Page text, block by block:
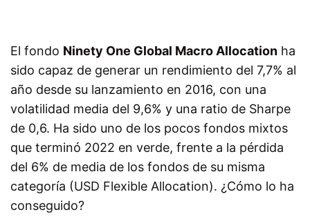
El fondo Ninety One Global Macro Allocation ha
sido capaz de generar un rendimiento del 7,7% al
año desde su lanzamiento en 2016, con una
volatilidad media del 9,6% y una ratio de Sharpe
de 0,6. Ha sido uno de los pocos fondos mixtos
que terminó 2022 en verde, frente a la pérdida
del 6% de media de los fondos de su misma
categoría (USD Flexible Allocation). ¿Cómo lo ha
conseguido?